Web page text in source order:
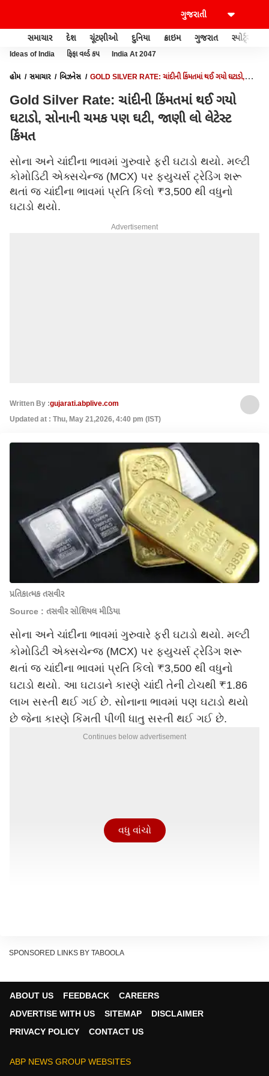
સમાચાર દેશ ચૂંટણીઓ દુનિયા ક્રાઇમ ગુજરાત સ્પોર્ટ્સ
Ideas of India ફિફા વર્લ્ડ કપ India At 2047
હોમ સમાચાર બિઝનેસ
GOLD SILVER RATE: ચાંદીની કિંમતમાં થઈ ગયો ઘટાડો,
Gold Silver Rate: ચાંદીની કિંમતમાં થઈ ગયો
ઘટાડો, સોનાની ચમક પણ ઘટી, જાણી લો લેટેસ્ટ
કિંમત
સોના અને ચાંદીના ભાવમાં ગુરુવારે ફરી ઘટાડો થયો. મલ્ટી
કોમોડિટી એક્સચેન્જ (MCX) પર ફ્યુચર્સ ટ્રેડિંગ શરૂ
થતાં જ ચાંદીના ભાવમાં પ્રતિ કિલો ₹3,500 થી વધુનો
ઘટાડો થયો.
Advertisement
Written By :gujarati.abplive.com
Updated at : Thu, May 21,2026, 4:40 pm (IST)
પ્રતિકાત્મક તસવીર
Source : તસવીર સોશિયલ મીડિયા
સોના અને ચાંદીના ભાવમાં ગુરુવારે ફરી ઘટાડો થયો. મલ્ટી
કોમોડિટી એક્સચેન્જ (MCX) પર ફ્યુચર્સ ટ્રેડિંગ શરૂ
થતાં જ ચાંદીના ભાવમાં પ્રતિ કિલો ₹3,500 થી વધુનો
ઘટાડો થયો. આ ઘટાડાને કારણે ચાંદી તેની ટોચથી ₹1.86
લાખ સસ્તી થઈ ગઈ છે. સોનાના ભાવમાં પણ ઘટાડો થયો
છે જેના કારણે કિંમતી પીળી ધાતુ સસ્તી થઈ ગઈ છે.
Continues below advertisement
Show Quick Read
વધુ વાંચો
SPONSORED LINKS BY TABOOLA
ABOUT US FEEDBACK
CAREERS
ADVERTISE WITH US
SITEMAP
DISCLAIMER
PRIVACY POLICY
CONTACT US
ABP NEWS GROUP WEBSITES